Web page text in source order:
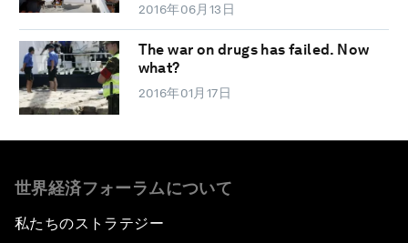
2016年06月13日
The war on drugs has failed. Now
what?
2016年01月17日
世界経済フォーラムについて
私たちのストラテジー